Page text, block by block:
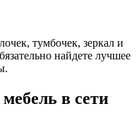
тумбочек, зеркал и
найдете лучшее
в сети